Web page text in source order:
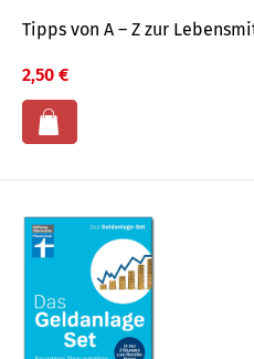
Tipps von A – Z zur
2,50 €